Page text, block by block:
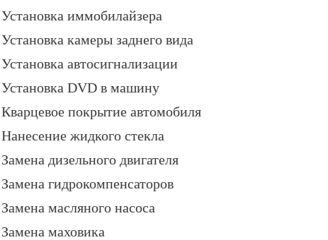
Установка иммобилайзера
Установка камеры заднего вида
Установка автосигнализации
Установка DVD в машину
Кварцевое покрытие автомобиля
Нанесение жидкого стекла
Замена дизельного двигателя
Замена гидрокомпенсаторов
Замена масляного насоса
Замена маховика